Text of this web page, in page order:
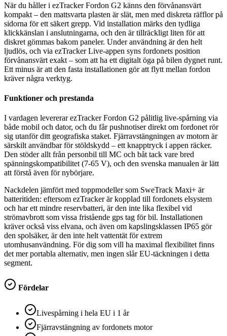
När du håller i ezTracker Fordon G2 känns den förvånansvärt
kompakt – den mattsvarta plasten är slät, men med diskreta räfflor på
sidorna för ett säkert grepp. Vid installation märks den tydliga
klickkänslan i anslutningarna, och den är tillräckligt liten för att
diskret gömmas bakom paneler. Under användning är den helt
ljudlös, och via ezTracker Live-appen syns fordonets position
förvånansvärt exakt – som att ha ett digitalt öga på bilen dygnet runt.
Ett minus är att den fasta installationen gör att flytt mellan fordon
kräver några verktyg.
Funktioner och prestanda
I vardagen levererar ezTracker Fordon G2 pålitlig live-spårning via
både mobil och dator, och du får pushnotiser direkt om fordonet rör
sig utanför ditt geografiska staket. Fjärravstängningen av motorn är
särskilt användbar för stöldskydd – ett knapptryck i appen räcker.
Den stöder allt från personbil till MC och båt tack vare bred
spänningskompatibilitet (7-65 V), och den svenska manualen är lätt
att förstå även för nybörjare.
Nackdelen jämfört med toppmodeller som SweTrack Maxi+ är
batteritiden: eftersom ezTracker är kopplad till fordonets elsystem
och har ett mindre reservbatteri, är den inte lika flexibel vid
strömavbrott som vissa fristående gps tag för bil. Installationen
kräver också viss elvana, och även om kapslingsklassen IP65 gör
den spolsäker, är den inte helt vattentät för extrem
utomhusanvändning. För dig som vill ha maximal flexibilitet finns
det mer portabla alternativ, men ingen slår EU-täckningen i detta
segment.
Fördelar
Livespårning i hela EU i 1 år
Fjärravstängning av fordonets motor